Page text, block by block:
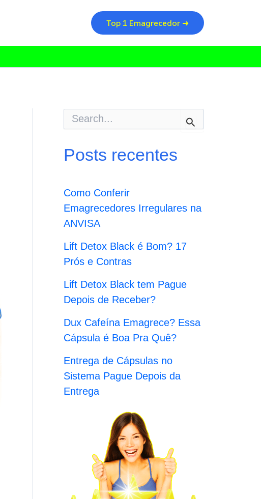
Top 1 Emagrecedor ➜
u
r
p
r
Posts recentes
Como Conferir
Emagrecedores Irregulares na
ANVISA
Lift Detox Black é Bom? 17
Prós e Contras
Lift Detox Black tem Pague
Depois de Receber?
Dux Cafeína Emagrece? Essa
Cápsula é Boa Pra Quê?
Entrega de Cápsulas no
Sistema Pague Depois da
Entrega